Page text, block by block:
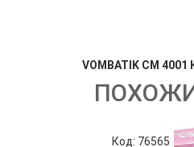
VOMBATIK СM
Код: 76565